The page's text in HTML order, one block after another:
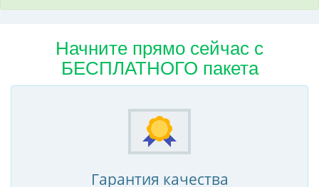
Начните прямо сейчас с
БЕСПЛАТНОГО пакета
Гарантия качества